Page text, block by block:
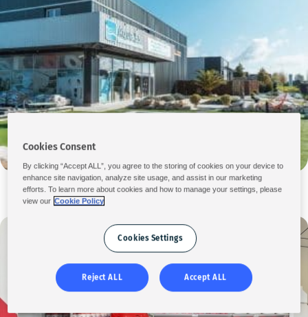
Magasin Aqua 33
10 Rue du Chante-Alouette, 33440 Ambarès-et-Lagrave
Cookies Consent
By clicking “Accept ALL”, you agree to the storing of cookies on your device to
enhance site navigation, analyze site usage, and assist in our marketing
efforts. To learn more about cookies and how to manage your settings, please
view our Cookie Policy
Cookies Settings
Reject ALL Accept ALL